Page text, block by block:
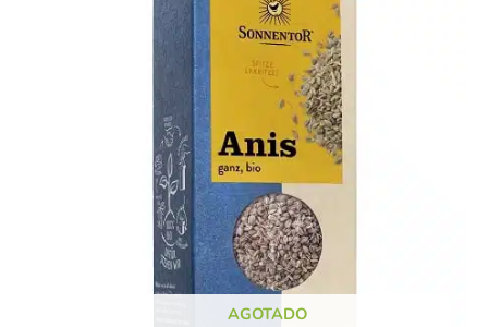
AGOTADO